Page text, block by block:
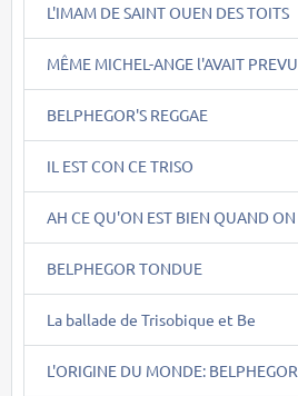
L'IMAM DE SAINT OUEN DES TOITS
MÊME MICHEL-ANGE l'AVAIT PREVU
BELPHEGOR'S REGGAE
IL EST CON CE TRISO
AH CE QU'ON EST BIEN QUAND ON
BELPHEGOR TONDUE
La ballade de Trisobique et Be
L'ORIGINE DU MONDE: BELPHEGOR